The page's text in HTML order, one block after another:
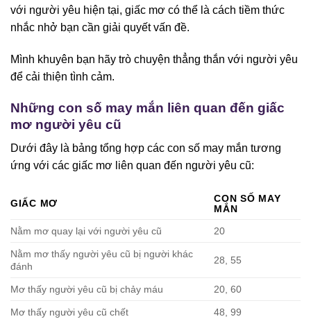
với người yêu hiện tại, giấc mơ có thể là cách tiềm thức
nhắc nhở bạn cần giải quyết vấn đề.
Mình khuyên bạn hãy trò chuyện thẳng thắn với người yêu
để cải thiện tình cảm.
Những con số may mắn liên quan đến giấc
mơ người yêu cũ
Dưới đây là bảng tổng hợp các con số may mắn tương
ứng với các giấc mơ liên quan đến người yêu cũ:
GIẤC MƠ
CON SỐ MAY
MẮN
Nằm mơ quay lại với người yêu cũ
20
Nằm mơ thấy người yêu cũ bị người khác
đánh
28, 55
Mơ thấy người yêu cũ bị chảy máu 20, 60
Mơ thấy người yêu cũ chết 48, 99